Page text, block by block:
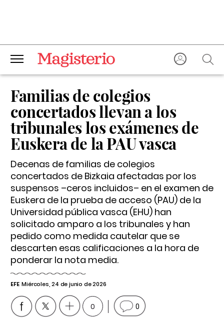
Familias de colegios
concertados llevan a los
tribunales los exámenes de
Euskera de la PAU vasca
Decenas de familias de colegios
concertados de Bizkaia afectadas por los
suspensos –ceros incluidos– en el examen de
Euskera de la prueba de acceso (PAU) de la
Universidad pública vasca (EHU) han
solicitado amparo a los tribunales y han
pedido como medida cautelar que se
descarten esas calificaciones a la hora de
ponderar la nota media.
EFE Miércoles, 24 de junio de 2026
0 0